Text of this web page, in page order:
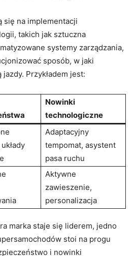
się na implementacji
takich jak sztuczna
systemy zarządzania,
sposób, w jaki
Przykładem jest:
Nowinki
technologiczne
Adaptacyjny
tempomat, asystent
pasa ruchu
Aktywne
zawieszenie,
personalizacja
marka staje się liderem, jedno
stoi na progu
i nowinki